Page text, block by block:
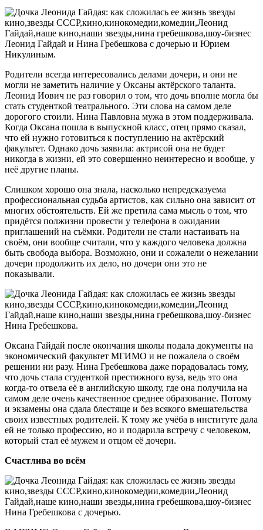
Леонид Гайдай и Нина Гребешкова с дочерью и Юрием
Никулиным.
Родители всегда интересовались делами дочери, и они не
могли не заметить наличие у Оксаны актёрского таланта.
Леонид Иович не раз говорил о том, что дочь вполне могла бы
стать студенткой театрального. Эти слова на самом деле
дорогого стоили. Нина Павловна мужа в этом поддерживала.
Когда Оксана пошла в выпускной класс, отец прямо сказал,
что ей нужно готовиться к поступлению на актёрский
факультет. Однако дочь заявила: актрисой она не будет
никогда в жизни, ей это совершенно неинтересно и вообще, у
неё другие планы.
Слишком хорошо она знала, насколько непредсказуема
профессиональная судьба артистов, как сильно она зависит от
многих обстоятельств. Ей же претила сама мысль о том, что
придётся полжизни провести у телефона в ожидании
приглашений на съёмки. Родители не стали настаивать на
своём, они вообще считали, что у каждого человека должна
быть свобода выбора. Возможно, они и сожалели о нежелании
дочери продолжить их дело, но дочери они это не
показывали.
Нина Гребешкова.
Оксана Гайдай после окончания школы подала документы на
экономический факультет МГИМО и не пожалела о своём
решении ни разу. Нина Гребешкова даже порадовалась тому,
что дочь стала студенткой престижного вуза, ведь это она
когда-то отвела её в английскую школу, где она получила на
самом деле очень качественное среднее образование. Потому
и экзамены она сдала блестяще и без всякого вмешательства
своих известных родителей. К тому же учёба в институте дала
ей не только профессию, но и подарила встречу с человеком,
который стал её мужем и отцом её дочери.
Счастлива во всём
Нина Гребешкова с дочерью.